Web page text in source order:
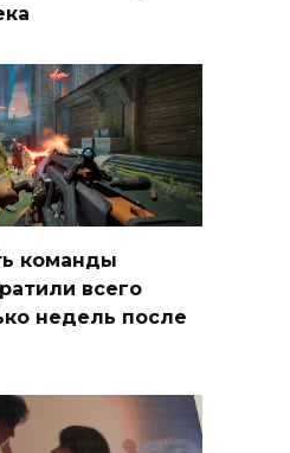
команды
всего
недель после